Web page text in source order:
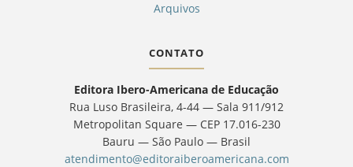
Arquivos
CONTATO
Editora Ibero-Americana de Educação
Rua Luso Brasileira, 4-44 — Sala 911/912
Metropolitan Square — CEP 17.016-230
Bauru — São Paulo — Brasil
atendimento@editoraiberoamericana.com